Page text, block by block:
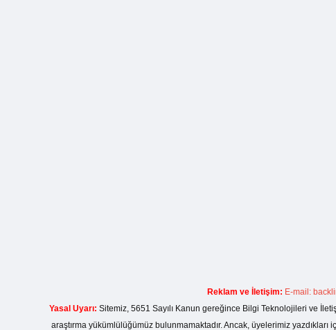
Reklam ve İletişim: E-mail:
Yasal Uyarı: Sitemiz, 5651 Sayılı Kanun gereğince Bilgi Teknolojileri ve
araştırma yükümlülüğümüz bulunmamaktadır. Ancak, üyelerimiz